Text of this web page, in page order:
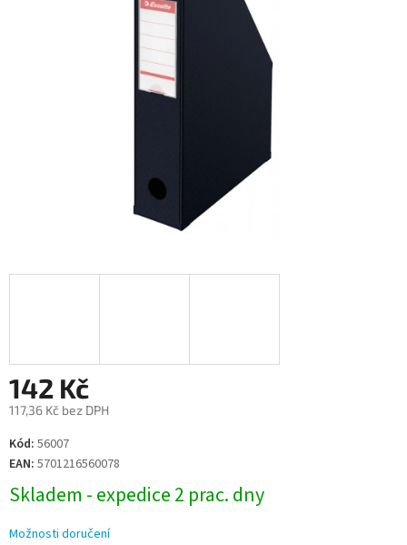
142 Kč
117,36 Kč bez DPH
Měrná
cena:
Kód: 56007
EAN: 5701216560078
Skladem - expedice 2 prac. dny
Možnosti doručení